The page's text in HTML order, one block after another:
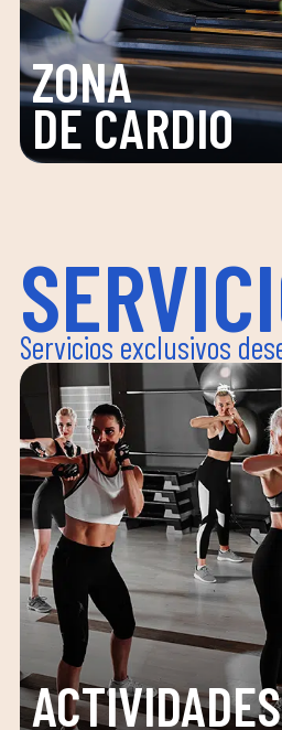
ZONA
PISCINA
Servicios exclusivos
ACTIVIDADES